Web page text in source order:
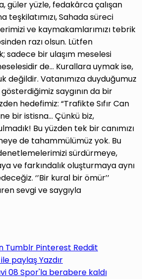
güler yüzle, fedakârca çalışan
teşkilatımızı, Sahada süreci
ve kaymakamlarımızı tebrik
razı olsun. Lütfen
sadece bir ulaşım meselesi
de… Kurallara uymak ise,
değildir. Vatanımıza duyduğumuz
saygının da bir
hedefimiz: “Trafikte Sıfır Can
bir istisna… Çünkü biz,
Bu yüzden tek bir canımızı
de tahammülümüz yok. Bu
sürdürmeye,
ve farkındalık oluşturmaya aynı
‘’Bir kural bir ömür’’
sevgi ve saygıyla
Tumblr Pinterest Reddit
paylaşYazdır
08 Spor'la berabere kaldı